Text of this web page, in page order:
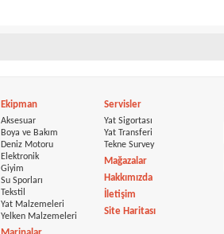
Ekipman
Aksesuar
Boya ve Bakım
Deniz Motoru
Elektronik
Giyim
Su Sporları
Tekstil
Yat Malzemeleri
Yelken Malzemeleri
Servisler
Yat Sigortası
Yat Transferi
Tekne Survey
Mağazalar
Hakkımızda
İletişim
Site Haritası